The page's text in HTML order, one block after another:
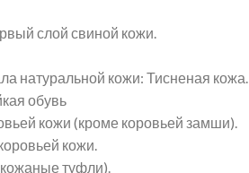
слой свиной кожи.
натуральной кожи: Тисненая кожа.
обувь
кожи (кроме коровьей замши).
кожи.
туфли).